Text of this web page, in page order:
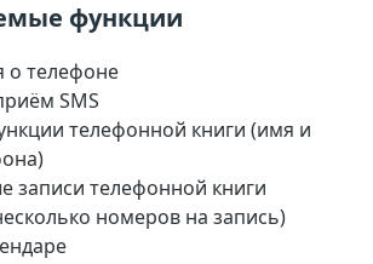
функции
телефоне
SMS
телефонной книги (имя и
записи телефонной книги
номеров на запись)